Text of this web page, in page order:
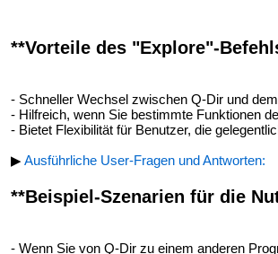
**Vorteile des "Explore"-
- Schneller Wechsel zwischen Q-Dir und
- Hilfreich, wenn Sie bestimmte Funktionen
- Bietet Flexibilität für Benutzer, die
▶Ausführliche User-Fragen und Antworten:
**Beispiel-Szenarien für die
- Wenn Sie von Q-Dir zu einem anderen